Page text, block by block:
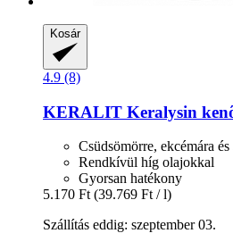
Kosár
4.9 (8)
KERALIT Keralysin
Csüdsömörre, ekcémára és
Rendkívül híg olajokkal
Gyorsan hatékony
5.170 Ft (39.769 Ft / l)
Szállítás eddig: szeptember 03.